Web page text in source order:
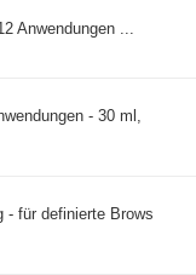
Anwendungen ...
- 30 ml,
- für definierte Brows